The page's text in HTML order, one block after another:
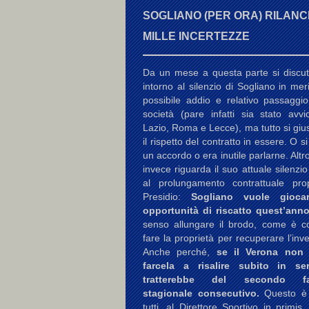
SOGLIANO (PER ORA)
MILLE INCERTEZZE
Da un mese a questa parte si
intorno al silenzio di Sogliano in
possibile addio e relativo
società (pare infatti sia stato
Lazio, Roma e Lecce), ma tutto si
il rispetto del contratto in essere. O
un accordo o era inutile parlarne.
invece riguarda il suo attuale
al prolungamento contrattuale
Presidio:Sogliano vuole
opportunità di riscatto
senso allungare il brodo, come è
fare la proprietà per recuperare
Anche perché,se il Verona non
farcela a risalire subito in
tratterebbe del secondo
stagionale consecutivo.Questo